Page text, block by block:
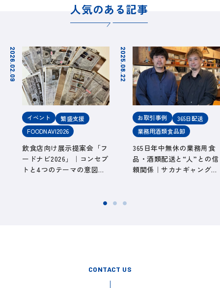
人気のある記事
2026.02.09
イベント
繁盛支援
FOODNAVI2026
飲食店向け展示提案会「フ
ードナビ2026」｜コンセプ
トと4つのテーマの意図を
2025.08.22
お取引事例
365日配送
業務用酒類食品卸
365日年中無休の業務用食
品・酒類配送と“人”との信
頼関係｜サカナギャング。
CONTACT US